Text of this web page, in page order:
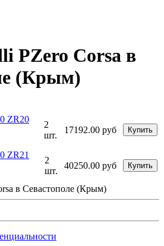
PZero Corsa в
(Крым)
ZR20
2
шт.
17192.00 руб Купить
ZR21
2
шт.
40250.00 руб Купить